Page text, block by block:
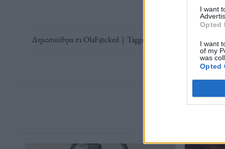
I want
Opted
I want
of my
was
Opted
Δημοσιεύθηκε σεOlaF@cked | Tagged , φωνητική